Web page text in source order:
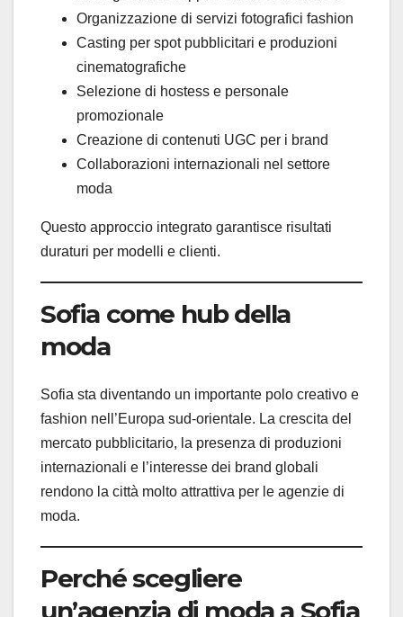
Organizzazione di servizi fotografici fashion
Casting per spot pubblicitari e produzioni
cinematografiche
Selezione di hostess e personale
promozionale
Creazione di contenuti UGC per i brand
Collaborazioni internazionali nel settore
moda
Questo approccio integrato garantisce risultati
duraturi per modelli e clienti.
Sofia come hub della
moda
Sofia sta diventando un importante polo creativo e
fashion nell’Europa sud-orientale. La crescita del
mercato pubblicitario, la presenza di produzioni
internazionali e l’interesse dei brand globali
rendono la città molto attrattiva per le agenzie di
moda.
Perché scegliere
un’agenzia di moda a Sofia